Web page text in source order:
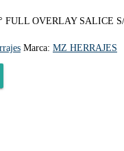
FULL OVERLAY SALICE
Marca: MZ HERRAJES